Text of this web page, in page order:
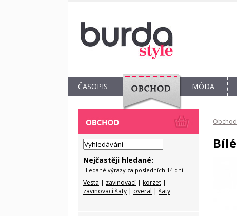
ČASOPIS
OBCHOD
MÓDA
Nejčastěji hledané:
Hledané výrazy za posledních 14 dní
Vesta | zavinovací | korzet |
zavinovací šaty | overal | šaty
Obchod